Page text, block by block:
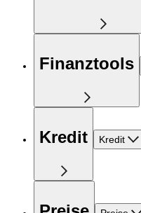
Finanztools
Kredit Kredit